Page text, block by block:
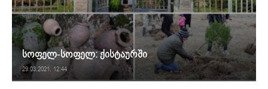
სოფელ-სოფელ: ქისტაურში
29.03.2021. 12:44